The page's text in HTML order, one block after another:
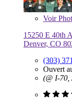
Voir
15250 E 40th
Denver, CO
(303)
Ouvert
(@ I-70,